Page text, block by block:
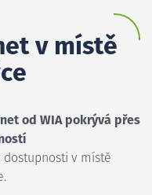
v místě
od WIA pokrývá přes
v místě